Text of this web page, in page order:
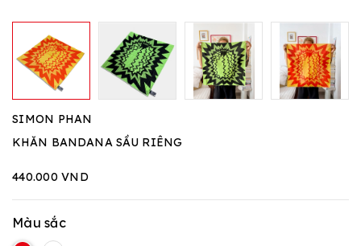
SIMON PHAN
KHĂN BANDANA SẦU RIÊNG
440.000 VND
Màu sắc